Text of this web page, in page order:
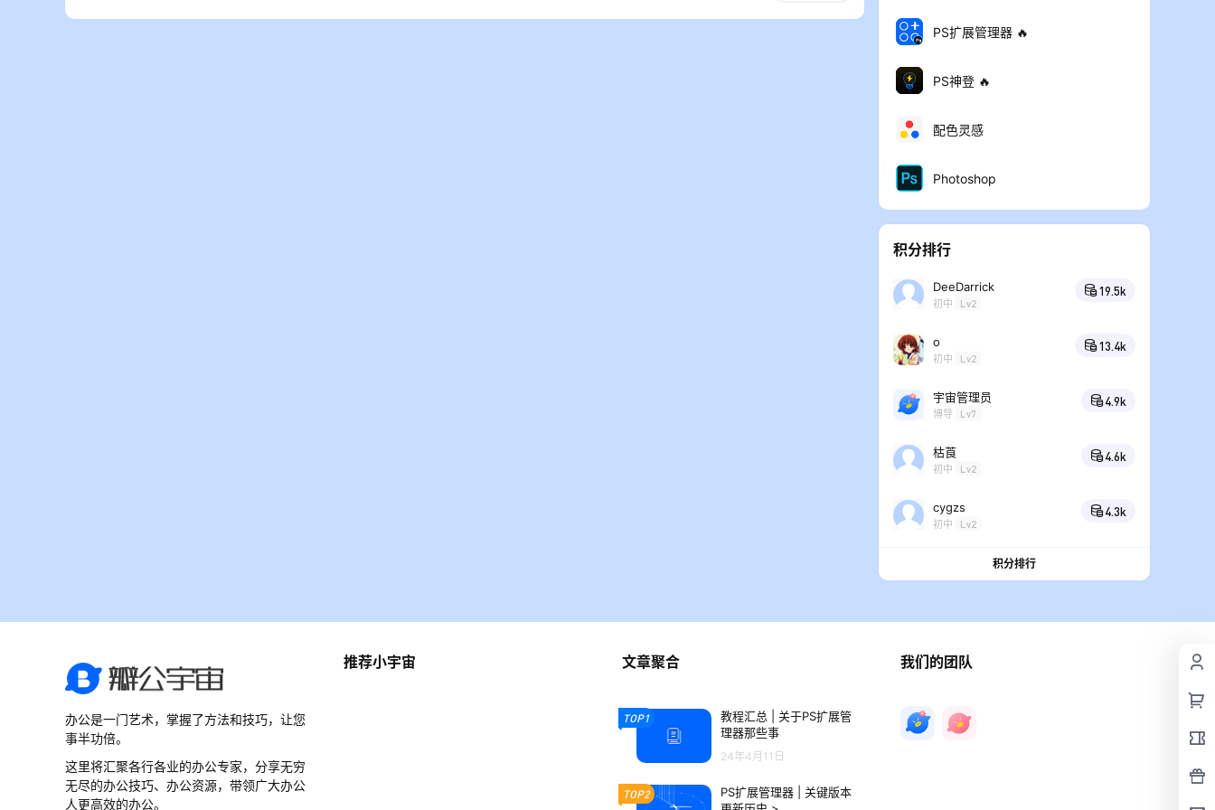
PS扩展管理器 🔥
PS神登 🔥
配色灵感
Photoshop
积分排行
DeeDarrick
初中 Lv2
19.5k
o
初中 Lv2
13.4k
宇宙管理员
博导 Lv7
4.9k
枯莨
初中 Lv2
4.6k
cygzs
初中 Lv2
4.3k
积分排行
办公是一门艺术，掌握了方法和技巧，让您
事半功倍。
这里将汇聚各行各业的办公专家，分享无穷
无尽的办公技巧、办公资源，带领广大办公
人更高效的办公。
推荐小宇宙 文章聚合
TOP1
教程汇总 | 关于PS扩展管
理器那些事
24年4月11日
TOP2
PS扩展管理器 | 关键版本
我们的团队